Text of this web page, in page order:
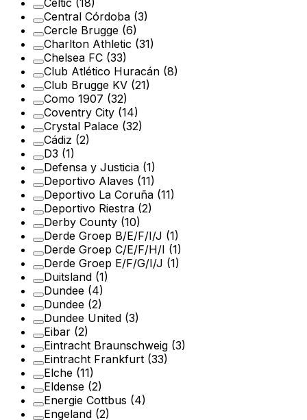
Celtic (18)
Central Córdoba (3)
Cercle Brugge (6)
Charlton Athletic (31)
Chelsea FC (33)
Club Atlético Huracán (8)
Club Brugge KV (21)
Como 1907 (32)
Coventry City (14)
Crystal Palace (32)
Cádiz (2)
D3 (1)
Defensa y Justicia (1)
Deportivo Alaves (11)
Deportivo La Coruña (11)
Deportivo Riestra (2)
Derby County (10)
Derde Groep B/E/F/I/J (1)
Derde Groep C/E/F/H/I (1)
Derde Groep E/F/G/I/J (1)
Duitsland (1)
Dundee (4)
Dundee (2)
Dundee United (3)
Eibar (2)
Eintracht Braunschweig (3)
Eintracht Frankfurt (33)
Elche (11)
Eldense (2)
Energie Cottbus (4)
Engeland (2)